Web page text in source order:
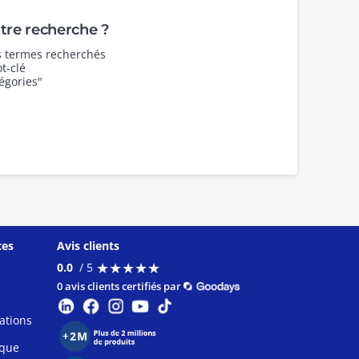
recherche ?
recherchés
clé
Avis clients
0.0 / 5 ★★★★★
★★★★★
0 avis clients certifiés par